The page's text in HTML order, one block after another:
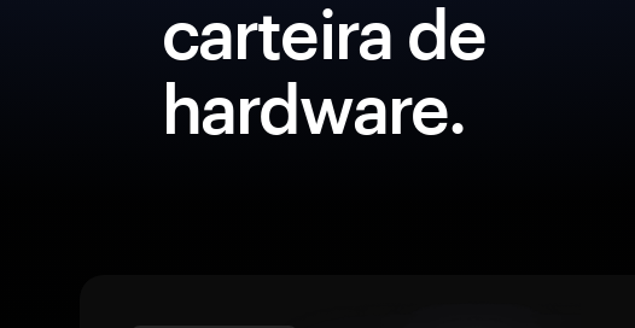
carteira de
hardware.